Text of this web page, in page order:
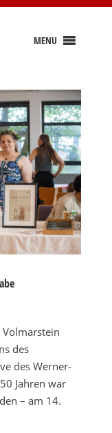
MENU
Volmarstein
des
des Werner-
Jahren war
– am 14.